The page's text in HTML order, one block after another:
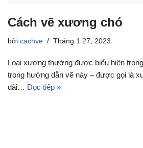
Cách vẽ xương chó
bởi cachve Tháng 1 27, 2023
Loại xương thường được biểu hiện
trong hướng dẫn vẽ này – được gọi là
dài… Đọc tiếp »